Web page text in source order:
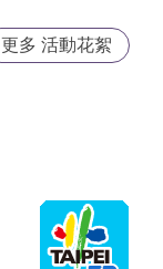
更多 活動花絮